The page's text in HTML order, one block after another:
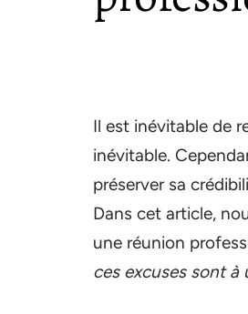
Il est inévitable de
inévitable.
préserver sa
Dans cet article,
une réunion
ces excuses sont à